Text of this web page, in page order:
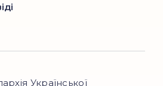
Української